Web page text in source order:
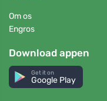
Om os
Engros
Download appen
Get it on
Google Play